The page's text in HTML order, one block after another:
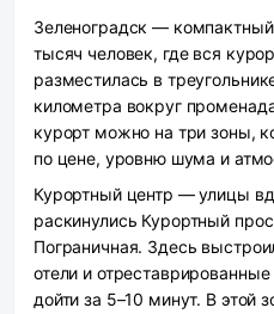
Зеленоградск —
тысяч человек, где вся
разместилась в
километра вокруг
курорт можно на три зоны,
по цене, уровню шума и
Курортный центр — улицы
раскинулись Курортный
Пограничная. Здесь
отели и
дойти за 5–10 минут. В этой